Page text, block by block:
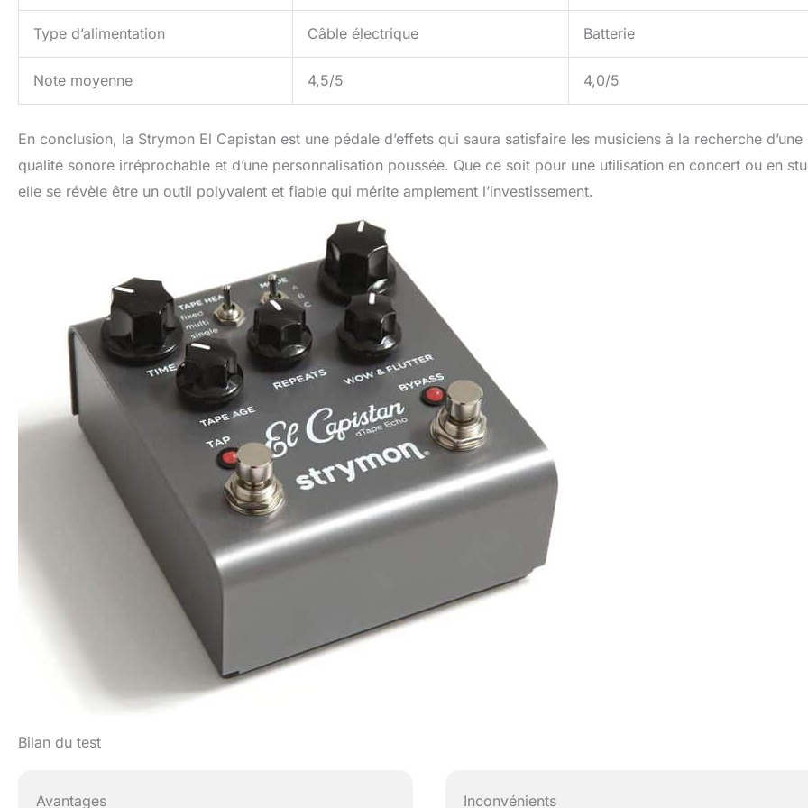
Type d’alimentation Câble électrique Batterie
Note moyenne 4,5/5 4,0/5
En conclusion, la Strymon El Capistan est une pédale d’effets qui saura satisfaire les musiciens à la recherche d’une
qualité sonore irréprochable et d’une personnalisation poussée. Que ce soit pour une utilisation en concert ou en
elle se révèle être un outil polyvalent et fiable qui mérite amplement l’investissement.
Bilan du test
Avantages Inconvénients